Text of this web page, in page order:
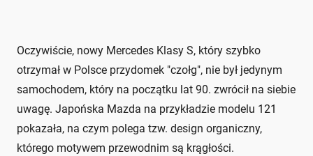
Oczywiście, nowy Mercedes Klasy S, który szybko
otrzymał w Polsce przydomek "czołg", nie był jedynym
samochodem, który na początku lat 90. zwrócił na siebie
uwagę. Japońska Mazda na przykładzie modelu 121
pokazała, na czym polega tzw. design organiczny,
którego motywem przewodnim są krągłości.